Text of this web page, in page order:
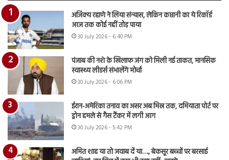
अजिंक्य रहाणे ने लिया संन्यास, लेकिन कप्तानी का ये रिकॉर्ड
आज तक कोई नहीं तोड़ पाया
30 July 2026 - 6:40 PM
पंजाब की नशे के खिलाफ जंग को मिली नई ताकत, मानसिक
स्वास्थ्य लीडर्स संभालेंगे मोर्चा
30 July 2026 - 6:06 PM
ईरान-अमेरिका तनाव का असर अब मिस्र तक, दमियाता पोर्ट पर
ड्रोन हमले से गैस टैंकर में लगी आग
30 July 2026 - 5:42 PM
अमित शाह या तो जवाब दें या…., बेकसूर बच्चों पर बरसाई